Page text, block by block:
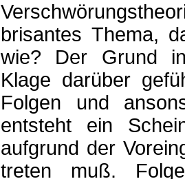
brisantes Thema,
wie? Der Grund
Klage darüber
Folgen und
entsteht ein
aufgrund der
treten muß.